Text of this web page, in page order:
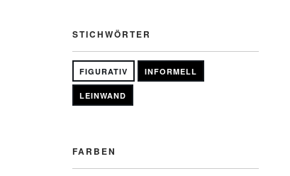
STICHWÖRTER
FIGURATIV INFORMELL
LEINWAND
FARBEN